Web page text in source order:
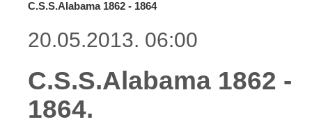
C.S.S.Alabama 1862 - 1864
20.05.2013. 06:00
C.S.S.Alabama 1862 -
1864.